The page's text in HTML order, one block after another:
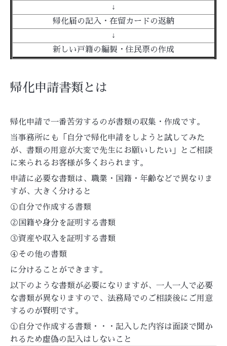
↓
帰化届の記入・在留カードの返納
↓
新しい戸籍の編製・住民票の作成
帰化申請書類とは
帰化申請で一番苦労するのが書類の収集・作成です。
当事務所にも「自分で帰化申請をしようと試してみた
が、書類の用意が大変で先生にお願いしたい」とご相談
に来られるお客様が多くおられます。
申請に必要な書類は、職業・国籍・年齢などで異なりま
すが、大きく分けると
①自分で作成する書類
②国籍や身分を証明する書類
③資産や収入を証明する書類
④その他の書類
に分けることができます。
以下のような書類が必要になりますが、一人一人で必要
な書類が異なりますので、法務局でのご相談後にご用意
するのが賢明です。
①自分で作成する書類・・・記入した内容は面談で聞か
れるため虚偽の記入はしないこと